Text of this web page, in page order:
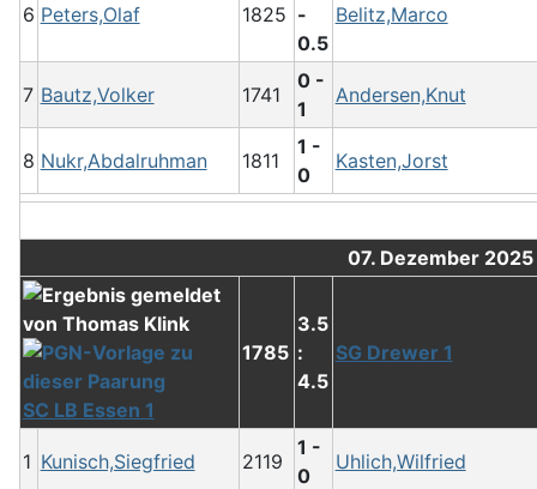
6 Peters,Olaf 1825 -
0.5
Belitz,Marco
7 Bautz,Volker 1741
0 -
1
Andersen,Knut
8 Nukr,Abdalruhman 1811
1 -
0
Kasten,Jorst
07. Dezember
SC LB Essen 1
1785
3.5
:
4.5
SG Drewer 1
1 Kunisch,Siegfried 2119
1 -
0
Uhlich,Wilfried